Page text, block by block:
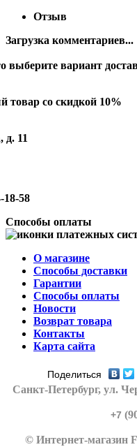
Отзыв
Загрузка комментариев...
выберите вариант
товар со скидкой 10%
д. 11
18-58
Способы оплаты
О магазине
Способы доставки
Гарантии
Способы оплаты
Новости
Возврат товара
Контакты
Карта сайта
Поделиться
Санкт-Петербург, ул.
+7
© Интернет-магазин